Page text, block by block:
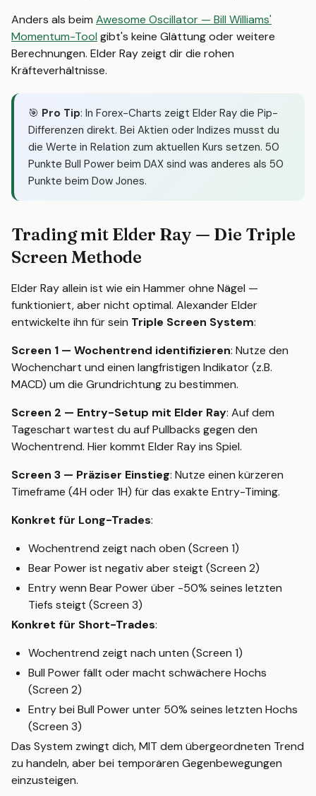
Anders als beim Awesome Oscillator — Bill Williams'
Momentum-Tool gibt's keine Glättung oder weitere
Berechnungen. Elder Ray zeigt dir die rohen
Kräfteverhältnisse.
🎯 Pro Tip: In Forex-Charts zeigt Elder Ray die Pip-
Differenzen direkt. Bei Aktien oder Indizes musst du
die Werte in Relation zum aktuellen Kurs setzen. 50
Punkte Bull Power beim DAX sind was anderes als 50
Punkte beim Dow Jones.
Trading mit Elder Ray — Die Triple
Screen Methode
Elder Ray allein ist wie ein Hammer ohne Nägel —
funktioniert, aber nicht optimal. Alexander Elder
entwickelte ihn für sein Triple Screen System:
Screen 1 — Wochentrend identifizieren: Nutze den
Wochenchart und einen langfristigen Indikator (z.B.
MACD) um die Grundrichtung zu bestimmen.
Screen 2 — Entry-Setup mit Elder Ray: Auf dem
Tageschart wartest du auf Pullbacks gegen den
Wochentrend. Hier kommt Elder Ray ins Spiel.
Screen 3 — Präziser Einstieg: Nutze einen kürzeren
Timeframe (4H oder 1H) für das exakte Entry-Timing.
Konkret für Long-Trades:
Wochentrend zeigt nach oben (Screen 1)
Bear Power ist negativ aber steigt (Screen 2)
Entry wenn Bear Power über -50% seines letzten
Tiefs steigt (Screen 3)
Konkret für Short-Trades:
Wochentrend zeigt nach unten (Screen 1)
Bull Power fällt oder macht schwächere Hochs
(Screen 2)
Entry bei Bull Power unter 50% seines letzten Hochs
(Screen 3)
Das System zwingt dich, MIT dem übergeordneten Trend
zu handeln, aber bei temporären Gegenbewegungen
einzusteigen.